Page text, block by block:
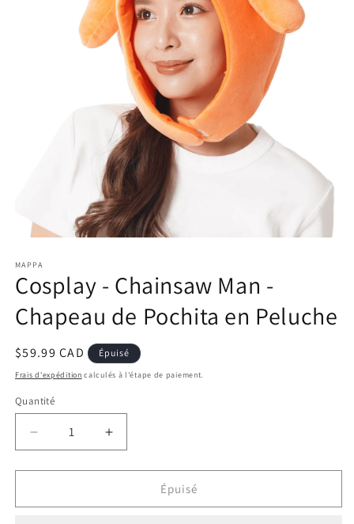
média
1
dans
fenêtre
modale
MAPPA
Cosplay - Chainsaw Man -
Chapeau de Pochita en Peluche
Prix
habituel
$59.99 CAD Épuisé
Frais d'expédition calculés à l'étape de paiement.
Quantité
Réduire
la
quantité
Cosplay
Augmenter
la
quantité
Cosplay
Épuisé